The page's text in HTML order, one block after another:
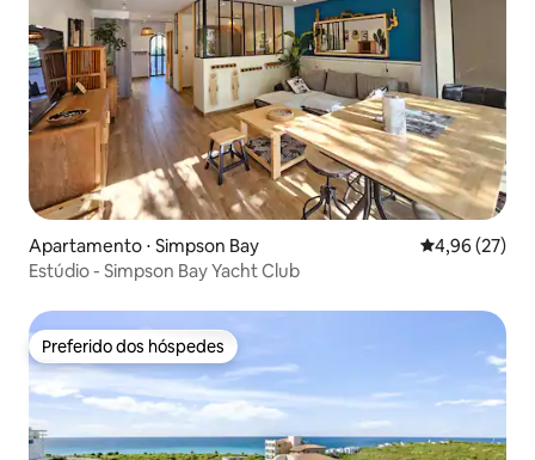
Apartamento ⋅ Simpson Bay 4,96 de uma
4,96 (27)
Estúdio - Simpson Bay Yacht Club
Preferido dos hóspedes
Preferido dos hóspedes